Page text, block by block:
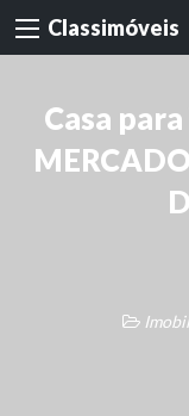
Classimóveis
Casa